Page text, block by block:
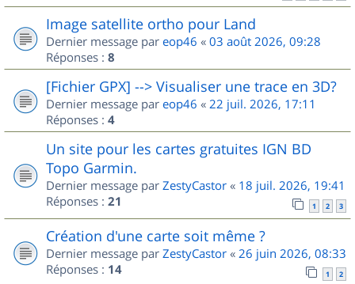
Image satellite ortho pour Land
Dernier message par eop46 « 03 août 2026, 09:28
Réponses : 8
[Fichier GPX] --> Visualiser une trace en 3D?
Dernier message par eop46 « 22 juil. 2026, 17:11
Réponses : 4
Un site pour les cartes gratuites IGN BD
Topo Garmin.
Dernier message par ZestyCastor « 18 juil. 2026, 19:41
Réponses : 21 1 2 3
Création d'une carte soit même ?
Dernier message par ZestyCastor « 26 juin 2026, 08:33
Réponses : 14 1 2